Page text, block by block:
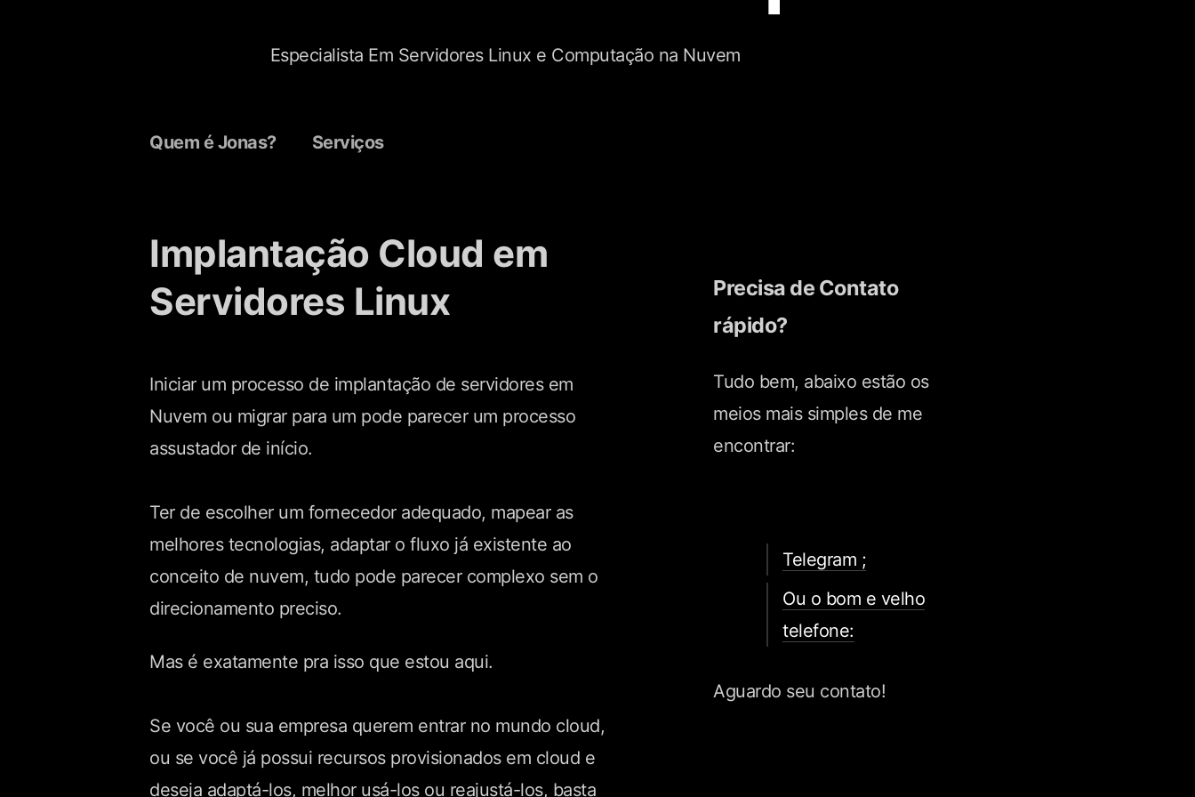
Especialista Em Servidores Linux e Computação na Nuvem
Quem é Jonas? Serviços
Implantação Cloud em
Servidores Linux
Iniciar um processo de implantação de servidores em
Nuvem ou migrar para um pode parecer um processo
assustador de início.
Ter de escolher um fornecedor adequado, mapear as
melhores tecnologias, adaptar o fluxo já existente ao
conceito de nuvem, tudo pode parecer complexo sem o
direcionamento preciso.
Mas é exatamente pra isso que estou aqui.
Se você ou sua empresa querem entrar no mundo cloud,
ou se você já possui recursos provisionados em cloud e
deseja adaptá-los, melhor usá-los ou reajustá-los, basta
Precisa de Contato
rápido?
Tudo bem, abaixo estão os
meios mais simples de me
encontrar:
Telegram ;
Ou o bom e velho
telefone:
Aguardo seu contato!